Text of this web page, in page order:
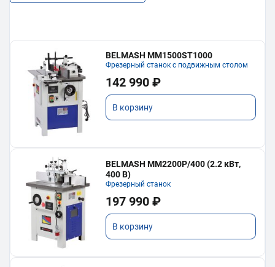
BELMASH MM1500ST1000
Фрезерный станок с подвижным столом
142 990 ₽
В корзину
BELMASH MM2200P/400 (2.2 кВт,
400 В)
Фрезерный станок
197 990 ₽
В корзину